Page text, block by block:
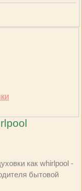
как whirlpool -
бытовой